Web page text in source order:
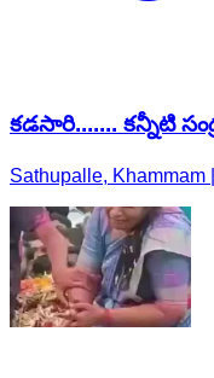
కడసారి....... కన్నీటి
Sathupalle, Khammam